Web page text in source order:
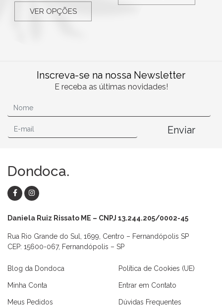
VER OPÇÕES
Inscreva-se na nossa Newsletter
E receba as últimas novidades!
Enviar
Dondoca.
Daniela Ruiz Rissato ME – CNPJ 13.244.205/0002-45
Rua Rio Grande do Sul, 1699, Centro – Fernandópolis SP
CEP: 15600-067, Fernandópolis – SP
Blog da Dondoca
Minha Conta
Meus Pedidos
Política de Cookies (UE)
Entrar em Contato
Dúvidas Frequentes